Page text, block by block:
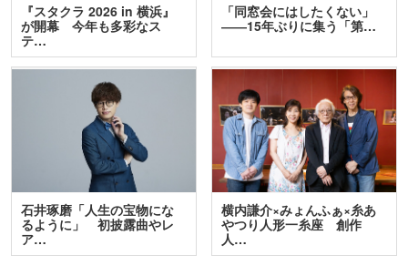
『スタクラ 2026 in 横浜』
が開幕 今年も多彩なス
テ…
「同窓会にはしたくない」
――15年ぶりに集う「第…
石井琢磨「人生の宝物にな
るように」 初披露曲やレ
ア…
横内謙介×みょんふぁ×糸あ
やつり人形一糸座 創作
人…